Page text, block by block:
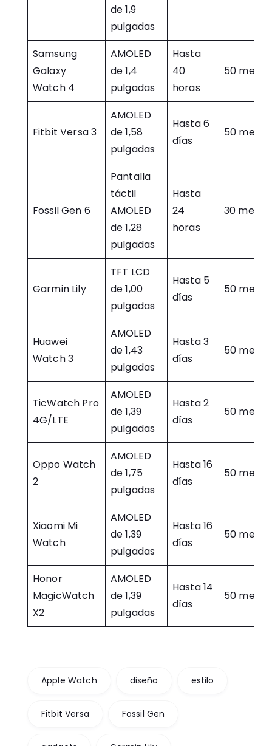
de 1,9
pulgadas
Samsung
Galaxy
Watch 4
AMOLED
de 1,4
pulgadas
Hasta
40
horas
50
Fitbit Versa 3
AMOLED
de 1,58
pulgadas
Hasta 6
días
50
Fossil Gen 6
Pantalla
táctil
AMOLED
de 1,28
pulgadas
Hasta
24
horas
30
Garmin Lily
TFT LCD
de 1,00
pulgadas
Hasta 5
días
50
Huawei
Watch 3
AMOLED
de 1,43
pulgadas
Hasta 3
días
50
TicWatch Pro
4G/LTE
AMOLED
de 1,39
pulgadas
Hasta 2
días
50
Oppo Watch
2
AMOLED
de 1,75
pulgadas
Hasta 16
días
50
Xiaomi Mi
Watch
AMOLED
de 1,39
pulgadas
Hasta 16
días
50
Honor
MagicWatch
X2
AMOLED
de 1,39
pulgadas
Hasta 14
días
50
Apple Watch diseño estilo
Fitbit Versa Fossil Gen